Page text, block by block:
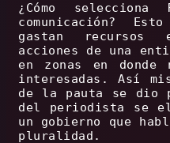
¿Cómo
comunicación?
gastan recursos
acciones de una
en zonas en
interesadas. Así
de la pauta se dio
del periodista se
un gobierno que
pluralidad.